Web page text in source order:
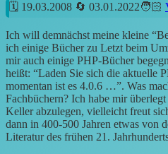
19.03.2008 03.01.2022
Ich will demnächst meine kleine
ich einige Bücher zu Letzt beim
mir auch einige PHP-Bücher
heißt: “Laden Sie sich die aktuelle
momentan ist es 4.0.6 …”. Was
Fachbüchern? Ich habe mir
Keller abzulegen, vielleicht freut
dann in 400-500 Jahren etwas von
Literatur des frühen 21.